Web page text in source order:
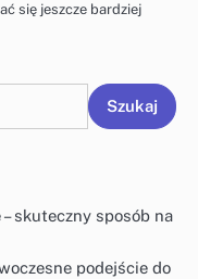
się jeszcze bardziej
Szukaj
skuteczny sposób na
podejście do